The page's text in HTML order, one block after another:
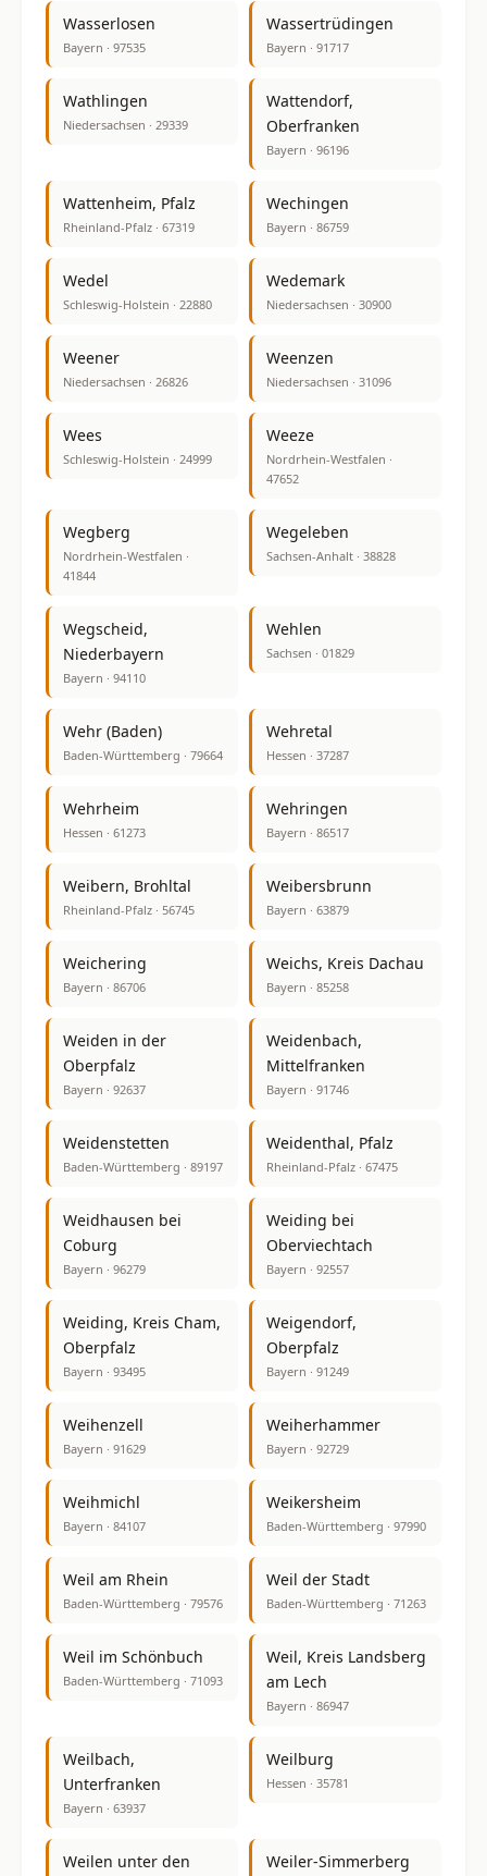
Wasserlosen
Bayern · 97535
Wassertrüdingen
Bayern · 91717
Wathlingen
Niedersachsen · 29339
Wattendorf,
Oberfranken
Bayern · 96196
Wattenheim, Pfalz
Rheinland-Pfalz · 67319
Wechingen
Bayern · 86759
Wedel
Schleswig-Holstein · 22880
Wedemark
Niedersachsen · 30900
Weener
Niedersachsen · 26826
Weenzen
Niedersachsen · 31096
Wees
Schleswig-Holstein · 24999
Weeze
Nordrhein-Westfalen ·
47652
Wegberg
Nordrhein-Westfalen ·
41844
Wegeleben
Sachsen-Anhalt · 38828
Wegscheid,
Niederbayern
Bayern · 94110
Wehlen
Sachsen · 01829
Wehr (Baden)
Baden-Württemberg · 79664
Wehretal
Hessen · 37287
Wehrheim
Hessen · 61273
Wehringen
Bayern · 86517
Weibern, Brohltal
Rheinland-Pfalz · 56745
Weibersbrunn
Bayern · 63879
Weichering
Bayern · 86706
Weichs, Kreis Dachau
Bayern · 85258
Weiden in der
Oberpfalz
Bayern · 92637
Weidenbach,
Mittelfranken
Bayern · 91746
Weidenstetten
Baden-Württemberg · 89197
Weidenthal, Pfalz
Rheinland-Pfalz · 67475
Weidhausen bei
Coburg
Bayern · 96279
Weiding bei
Oberviechtach
Bayern · 92557
Weiding, Kreis Cham,
Oberpfalz
Bayern · 93495
Weigendorf,
Oberpfalz
Bayern · 91249
Weihenzell
Bayern · 91629
Weiherhammer
Bayern · 92729
Weihmichl
Bayern · 84107
Weikersheim
Baden-Württemberg · 97990
Weil am Rhein
Baden-Württemberg · 79576
Weil der Stadt
Baden-Württemberg · 71263
Weil im Schönbuch
Baden-Württemberg · 71093
Weil, Kreis Landsberg
am Lech
Bayern · 86947
Weilbach,
Unterfranken
Bayern · 63937
Weilburg
Hessen · 35781
Weilen unter den
Weiler-Simmerberg